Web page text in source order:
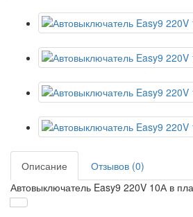
Описание
Отзывов (0)
Автовыключатель Easy9 220V 10А в